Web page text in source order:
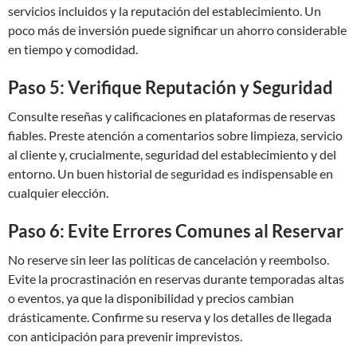
servicios incluidos y la reputación del establecimiento. Un
poco más de inversión puede significar un ahorro considerable
en tiempo y comodidad.
Paso 5: Verifique Reputación y Seguridad
Consulte reseñas y calificaciones en plataformas de reservas
fiables. Preste atención a comentarios sobre limpieza, servicio
al cliente y, crucialmente, seguridad del establecimiento y del
entorno. Un buen historial de seguridad es indispensable en
cualquier elección.
Paso 6: Evite Errores Comunes al Reservar
No reserve sin leer las políticas de cancelación y reembolso.
Evite la procrastinación en reservas durante temporadas altas
o eventos, ya que la disponibilidad y precios cambian
drásticamente. Confirme su reserva y los detalles de llegada
con anticipación para prevenir imprevistos.